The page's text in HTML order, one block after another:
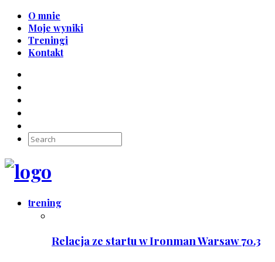
O mnie
Moje wyniki
Treningi
Kontakt
trening
Relacja ze startu w Ironman Warsaw 70.3